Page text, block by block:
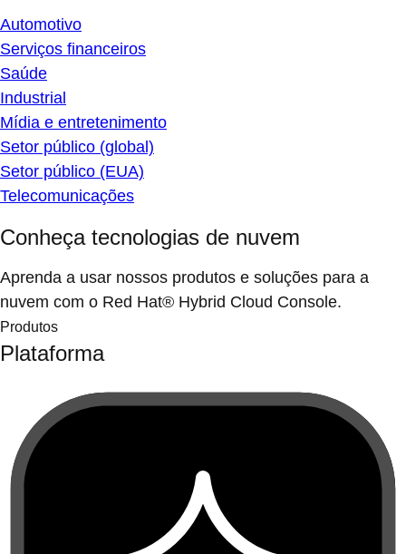
Automotivo
Serviços financeiros
Saúde
Industrial
Mídia e entretenimento
Setor público (global)
Setor público (EUA)
Telecomunicações
Conheça tecnologias de nuvem
Aprenda a usar nossos produtos e soluções para a
nuvem com o Red Hat® Hybrid Cloud Console.
Produtos
Plataforma